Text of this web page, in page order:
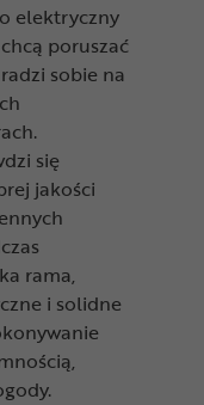
elektryczny
poruszać
sobie na
się
jakości
rama,
i solidne